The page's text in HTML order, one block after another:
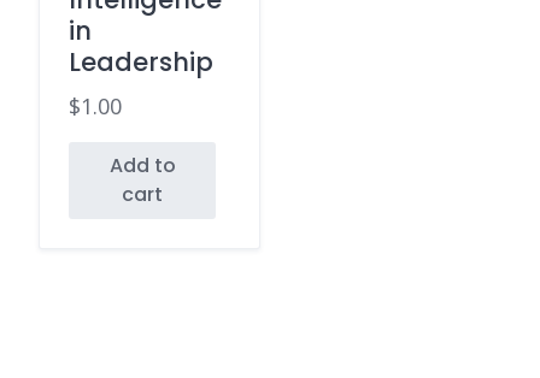
in
Leadership
$1.00
Add to
cart